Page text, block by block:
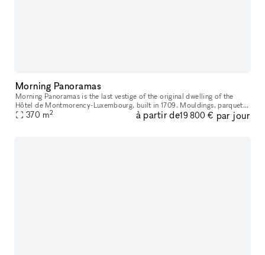
Morning Panoramas
Morning Panoramas is the last vestige of the original dwelling of the
Hôtel de Montmorency-Luxembourg, built in 1709. Mouldings, parquet
floors, gilding, stained glass windows... its 19th-century de
370 m2 à partir de19 800 € par jour